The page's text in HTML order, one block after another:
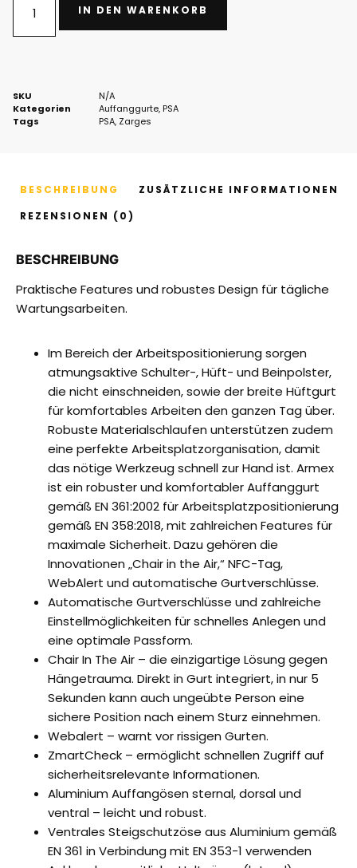
IN DEN WARENKORB
SKU
N/A
Kategorien
Auffanggurte, PSA
Tags
PSA, Zarges
BESCHREIBUNG
ZUSÄTZLICHE INFORMATIONEN
REZENSIONEN (0)
BESCHREIBUNG
Praktische Features und robustes Design für tägliche
Wartungsarbeiten.
Im Bereich der Arbeitspositionierung sorgen
atmungsaktive Schulter-, Hüft- und Beinpolster,
die nicht einschneiden, sowie der breite Hüftgurt
für komfortables Arbeiten den ganzen Tag über.
Robuste Materialschlaufen unterstützen zudem
eine perfekte Arbeitsplatzorganisation, damit
das nötige Werkzeug schnell zur Hand ist. Armex
ist ein robuster und komfortabler Auffanggurt
gemäß EN 361:2002 für Arbeitsplatzpositionierung
gemäß EN 358:2018, mit zahlreichen Features für
maximale Sicherheit. Dazu gehören die
Innovationen „Chair in the Air,“ NFC-Tag,
WebAlert und automatische Gurtverschlüsse.
Automatische Gurtverschlüsse und zahlreiche
Einstellmöglichkeiten für schnelles Anlegen und
eine optimale Passform.
Chair In The Air – die einzigartige Lösung gegen
Hängetrauma. Direkt in Gurt integriert, in nur 5
Sekunden kann auch ungeübte Person eine
sichere Position nach einem Sturz einnehmen.
Webalert – warnt vor rissigen Gurten.
ZmartCheck – ermöglicht schnellen Zugriff auf
sicherheitsrelevante Informationen.
Aluminium Auffangösen sternal, dorsal und
ventral – leicht und robust.
Ventrales Steigschutzöse aus Aluminium gemäß
EN 361 in Verbindung mit EN 353-1 verwenden